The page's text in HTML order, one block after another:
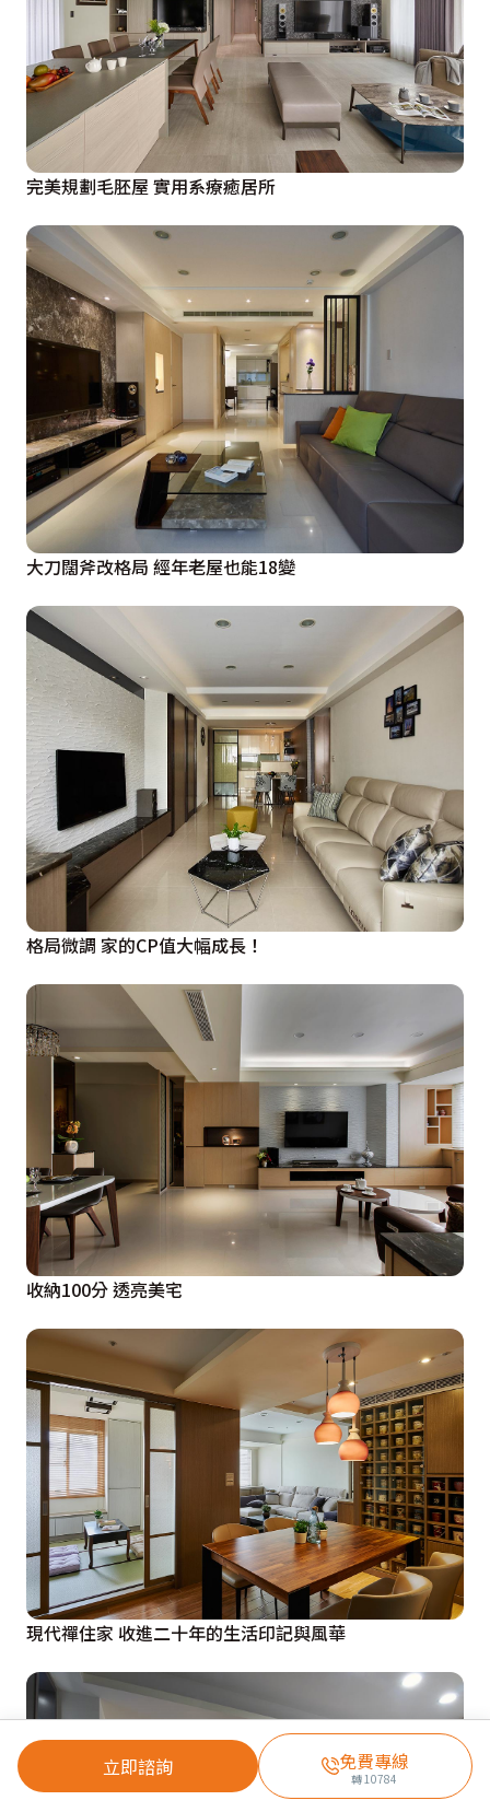
立即諮詢 免費專線
轉10784
完美規劃毛胚屋 實用系療癒居所
大刀闊斧改格局 經年老屋也能18變
格局微調 家的CP值大幅成長！
收納100分 透亮美宅
現代禪住家 收進二十年的生活印記與風華